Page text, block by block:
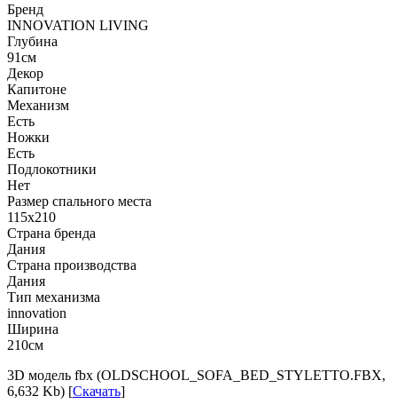
Бренд
INNOVATION LIVING
Глубина
91см
Декор
Капитоне
Механизм
Есть
Ножки
Есть
Подлокотники
Нет
Размер спального места
115х210
Страна бренда
Дания
Страна производства
Дания
Тип механизма
innovation
Ширина
210см
3D модель fbx (OLDSCHOOL_SOFA_BED_STYLETTO.FBX,
6,632 Kb) [Скачать]